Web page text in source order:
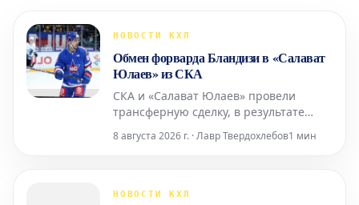
НОВОСТИ КХЛ
Обмен форварда Бландизи в «Салават
Юлаев» из СКА
СКА и «Салават Юлаев» провели
трансферную сделку, в результате
которой произошло перемещение
игроков между командами. Уфимский
петербургский клуб приобрел
8 августа 2026 г. · Лавр Твердохлебов1 мин
НОВОСТИ КХЛ